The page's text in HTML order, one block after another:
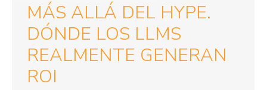
MÁS ALLÁ DEL HYPE.
DÓNDE LOS LLMS
REALMENTE GENERAN
ROI